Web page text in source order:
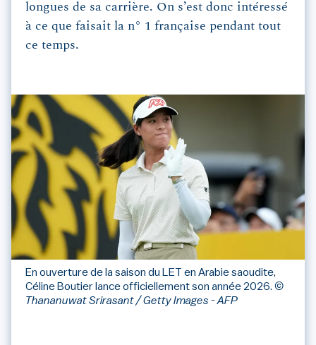
longues de sa carrière. On s’est donc intéressé
à ce que faisait la n° 1 française pendant tout
ce temps.
En ouverture de la saison du LET en Arabie saoudite,
Céline Boutier lance officiellement son année 2026. ©
Thananuwat Srirasant / Getty Images - AFP